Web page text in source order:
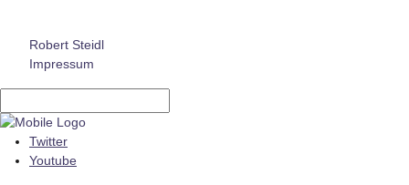
Robert Steidl
Impressum
Twitter
Youtube